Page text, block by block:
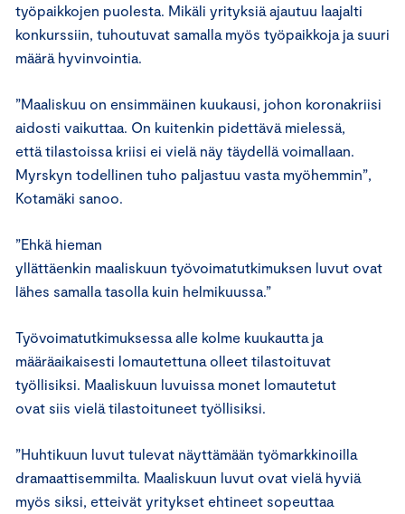
työpaikkojen puolesta. Mikäli yrityksiä ajautuu laajalti
konkurssiin, tuhoutuvat samalla myös työpaikkoja ja suuri
määrä hyvinvointia.
”Maaliskuu on ensimmäinen kuukausi, johon koronakriisi
aidosti vaikuttaa. On kuitenkin pidettävä mielessä,
että tilastoissa kriisi ei vielä näy täydellä voimallaan.
Myrskyn todellinen tuho paljastuu vasta myöhemmin”,
Kotamäki sanoo.
”Ehkä hieman
yllättäenkin maaliskuun työvoimatutkimuksen luvut ovat
lähes samalla tasolla kuin helmikuussa.”
Työvoimatutkimuksessa alle kolme kuukautta ja
määräaikaisesti lomautettuna olleet tilastoituvat
työllisiksi. Maaliskuun luvuissa monet lomautetut
ovat siis vielä tilastoituneet työllisiksi.
”Huhtikuun luvut tulevat näyttämään työmarkkinoilla
dramaattisemmilta. Maaliskuun luvut ovat vielä hyviä
myös siksi, etteivät yritykset ehtineet sopeuttaa